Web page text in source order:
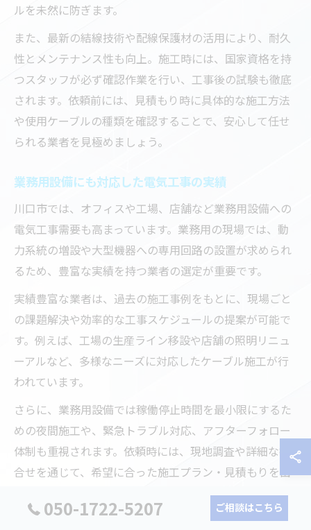
ルを未然に防ぎます。
また、最新の結線技術や配線保護材の活用により、耐久
性とメンテナンス性も向上。施工時には、国家資格を持
つスタッフが必ず確認作業を行い、工事後の試験も徹底
されます。依頼前には、見積もり時に具体的な施工方法
や使用ケーブルの種類を確認することで、安心して任せ
られる業者を見極めましょう。
業務用設備にも対応した電気工事の実績
川口市では、オフィスや工場、店舗など業務用設備への
電気工事需要も高まっています。業務用の現場では、動
力系統の増設や大型機器への専用回路の設置が求められ
るため、豊富な実績を持つ業者の選定が重要です。
実績豊富な業者は、過去の施工事例をもとに、現場ごと
の課題解決や効率的な工事スケジュールの提案が可能で
す。例えば、工場の生産ライン移設や店舗の照明リニュ
ーアルなど、多様なニーズに対応したケーブル施工が行
われています。
さらに、業務用設備では稼働停止時間を最小限にするた
めの夜間施工や、緊急トラブル対応、アフターフォロー
体制も重視されます。依頼時には、現地調査や詳細な打
合せを通じて、希望に合った施工プラン・見積もりを出
050-1722-5207 ご相談はこちら